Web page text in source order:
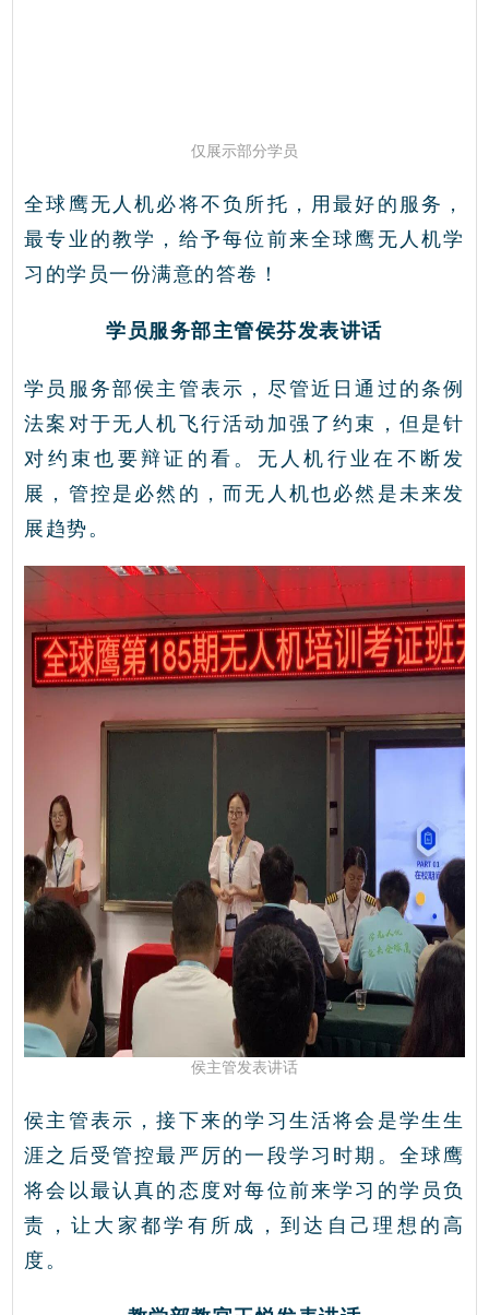
仅展示部分学员
全球鹰无人机必将不负所托，用最好的服务，
最专业的教学，给予每位前来全球鹰无人机学
习的学员一份满意的答卷！
学员服务部主管侯芬发表讲话
学员服务部侯主管表示，尽管近日通过的条例
法案对于无人机飞行活动加强了约束，但是针
对约束也要辩证的看。无人机行业在不断发
展，管控是必然的，而无人机也必然是未来发
展趋势。
侯主管发表讲话
侯主管表示，接下来的学习生活将会是学生生
涯之后受管控最严厉的一段学习时期。全球鹰
将会以最认真的态度对每位前来学习的学员负
责，让大家都学有所成，到达自己理想的高
度。